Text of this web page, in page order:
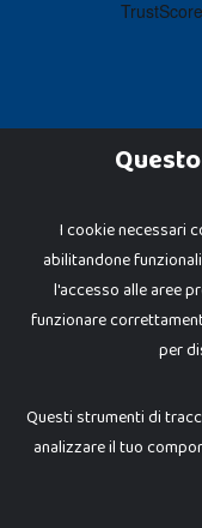
Dadi e Mattoncini è un
espressamente
brand elencati nel
I prezzi e le promozioni
negozio.
Giocabene Srl - via della
P.IVA 02608090425 - REA
I cookie necessari
abilitandone
l'accesso alle aree
funzionare
per
Questi strumenti di
analizzare il tuo